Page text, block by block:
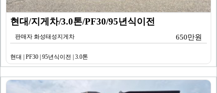
현대/지게차/3.0톤/PF30/95년식이전
판매자 화성태성지게차 650만원
현대 | PF30 | 95년식이전 | 3.0톤